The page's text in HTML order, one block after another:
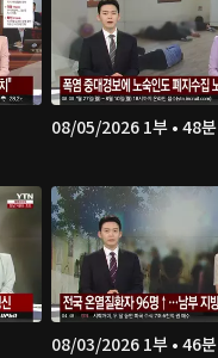
08/05/2026 1부 • 48분
08/03/2026 1부 • 46분